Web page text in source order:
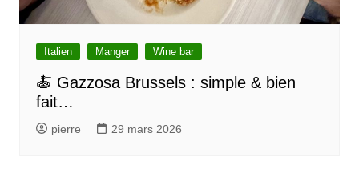
Italien Manger Wine bar
🍝 Gazzosa Brussels : simple & bien
fait…
pierre 29 mars 2026